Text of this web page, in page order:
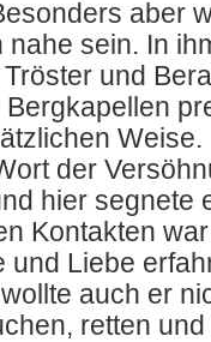
aber
nahe sein. In
und
der
hier segnete
Kontakten
und Liebe
auch er
retten